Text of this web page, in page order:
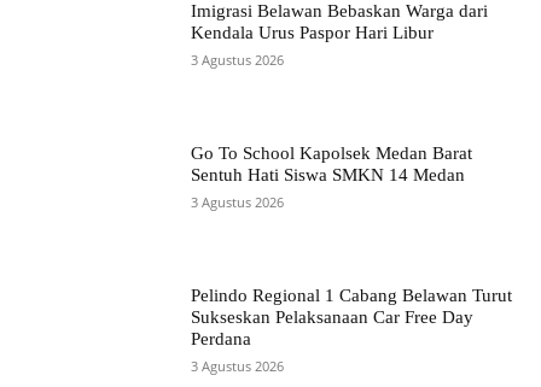
Imigrasi Belawan Bebaskan Warga dari
Kendala Urus Paspor Hari Libur
3 Agustus 2026
Go To School Kapolsek Medan Barat
Sentuh Hati Siswa SMKN 14 Medan
3 Agustus 2026
Pelindo Regional 1 Cabang Belawan Turut
Sukseskan Pelaksanaan Car Free Day
Perdana
3 Agustus 2026